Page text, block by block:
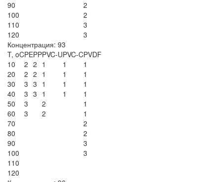
90
2
100
2
110
3
120
3
Концентрация: 93
T, oCPEPPPVC-UPVC-CPVDF
10
2 2 1 1
1
20
2 2 1 1
1
30
3 3 1 1
1
40
3 3 1 1
1
50
3 2
1
60
3 2
1
70
2
80
2
90
3
100
3
110
120